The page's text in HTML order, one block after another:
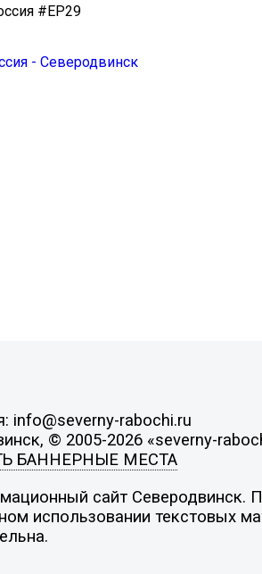
#ЕР29
- Северодвинск
info@severny-rabochi.ru
© 2005-2026 «severny-
БАННЕРНЫЕ МЕСТА
сайт Северодвинск.
использовании текстовых